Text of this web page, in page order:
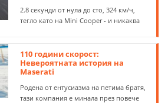
2.8 секунди от нула до сто, 324 км/ч,
тегло като на Mini Cooper - и никаква
110 години скорост:
Невероятната история на
Maserati
Родена от ентусиазма на петима братя,
тази компания е минала през повече